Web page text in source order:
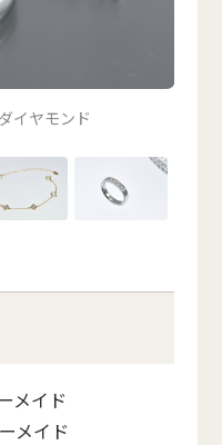
イヤモンド
メイド
メイド